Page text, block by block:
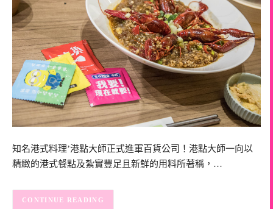
知名港式料理’港點大師正式進軍百貨公司！港點大師一向以
精緻的港式餐點及紮實豐足且新鮮的用料所著稱，…
CONTINUE READING